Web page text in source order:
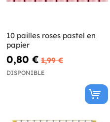
10 pailles roses pastel en
papier
0,80 € 1,99 €
DISPONIBLE